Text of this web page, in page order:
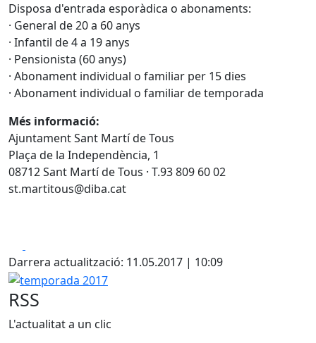
Disposa d'entrada esporàdica o abonaments:
· General de 20 a 60 anys
· Infantil de 4 a 19 anys
· Pensionista (60 anys)
· Abonament individual o familiar per 15 dies
· Abonament individual o familiar de temporada
Més informació:
Ajuntament Sant Martí de Tous
Plaça de la Independència, 1
08712 Sant Martí de Tous · T.93 809 60 02
st.martitous@diba.cat
Darrera actualització: 11.05.2017 | 10:09
temporada 2017
RSS
L'actualitat a un clic